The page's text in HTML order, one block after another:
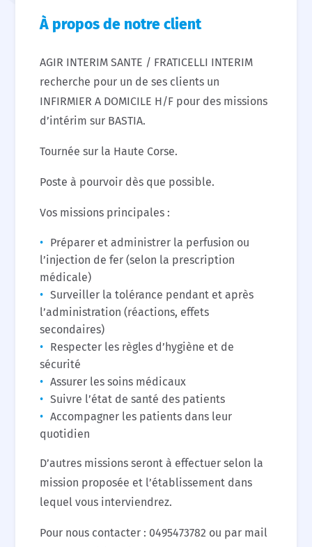
À propos de notre client
AGIR INTERIM SANTE / FRATICELLI INTERIM
recherche pour un de ses clients un
INFIRMIER A DOMICILE H/F pour des missions
d’intérim sur BASTIA.
Tournée sur la Haute Corse.
Poste à pourvoir dès que possible.
Vos missions principales :
Préparer et administrer la perfusion ou
l’injection de fer (selon la prescription
médicale)
Surveiller la tolérance pendant et après
l’administration (réactions, effets
secondaires)
Respecter les règles d’hygiène et de
sécurité
Assurer les soins médicaux
Suivre l’état de santé des patients
Accompagner les patients dans leur
quotidien
D’autres missions seront à effectuer selon la
mission proposée et l’établissement dans
lequel vous interviendrez.
Pour nous contacter : 0495473782 ou par mail